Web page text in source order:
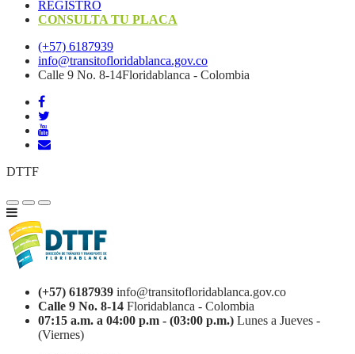
REGISTRO
CONSULTA TU PLACA
(+57) 6187939
info@transitofloridablanca.gov.co
Calle 9 No. 8-14Floridablanca - Colombia
DTTF
(+57) 6187939 info@transitofloridablanca.gov.co
Calle 9 No. 8-14 Floridablanca - Colombia
07:15 a.m. a 04:00 p.m - (03:00 p.m.) Lunes a Jueves -
(Viernes)